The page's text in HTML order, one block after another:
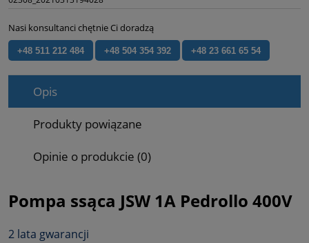
Nasi konsultanci chętnie Ci doradzą
+48 511 212 484 +48 504 354 392 +48 23 661 65 54
Opis
Produkty powiązane
Opinie o produkcie (0)
Pompa ssąca JSW 1A Pedrollo 400V
2 lata gwarancji